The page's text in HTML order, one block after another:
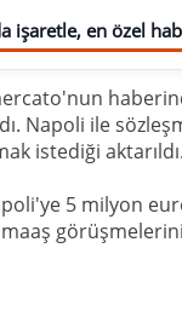
işaretle, en özel
Napoli ile
istediği
5 milyon